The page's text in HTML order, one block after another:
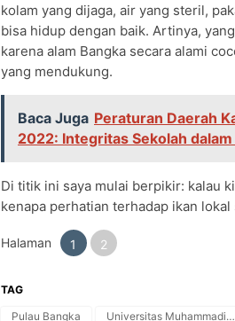
kolam yang dijaga, air yang steril,
bisa hidup dengan baik. Artinya,
karena alam Bangka secara alami
yang mendukung.
Baca Juga Peraturan Daerah
2022: Integritas Sekolah
Di titik ini saya mulai berpikir: kalau
kenapa perhatian terhadap ikan
Halaman 1 2
TAG
Pulau Bangka
Universitas Muhammadiyah Bangka Belitung